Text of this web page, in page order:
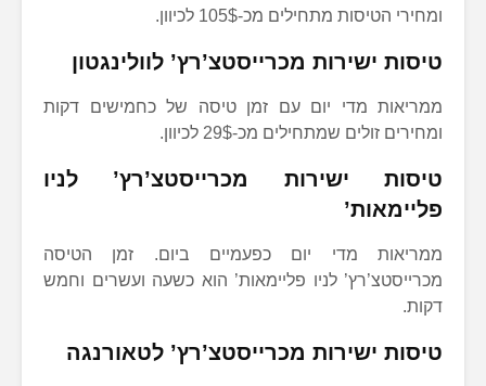
ומחירי הטיסות מתחילים מכ-105$ לכיוון.
טיסות ישירות מכרייסטצ’רץ’ לוולינגטון
ממריאות מדי יום עם זמן טיסה של כחמישים דקות
ומחירים זולים שמתחילים מכ-29$ לכיוון.
טיסות ישירות מכרייסטצ’רץ’ לניו
פליימאות’
ממריאות מדי יום כפעמיים ביום. זמן הטיסה
מכרייסטצ’רץ’ לניו פליימאות’ הוא כשעה ועשרים וחמש
דקות.
טיסות ישירות מכרייסטצ’רץ’ לטאורנגה